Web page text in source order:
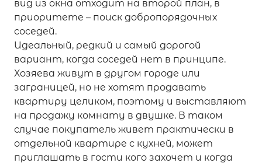
вид из окна отходит на второй план, в
приоритете – поиск добропорядочных
соседей.
Идеальный, редкий и самый дорогой
вариант, когда соседей нет в принципе.
Хозяева живут в другом городе или
заграницей, но не хотят продавать
квартиру целиком, поэтому и выставляют
на продажу комнату в двушке. В таком
случае покупатель живет практически в
отдельной квартире с кухней, может
приглашать в гости кого захочет и когда